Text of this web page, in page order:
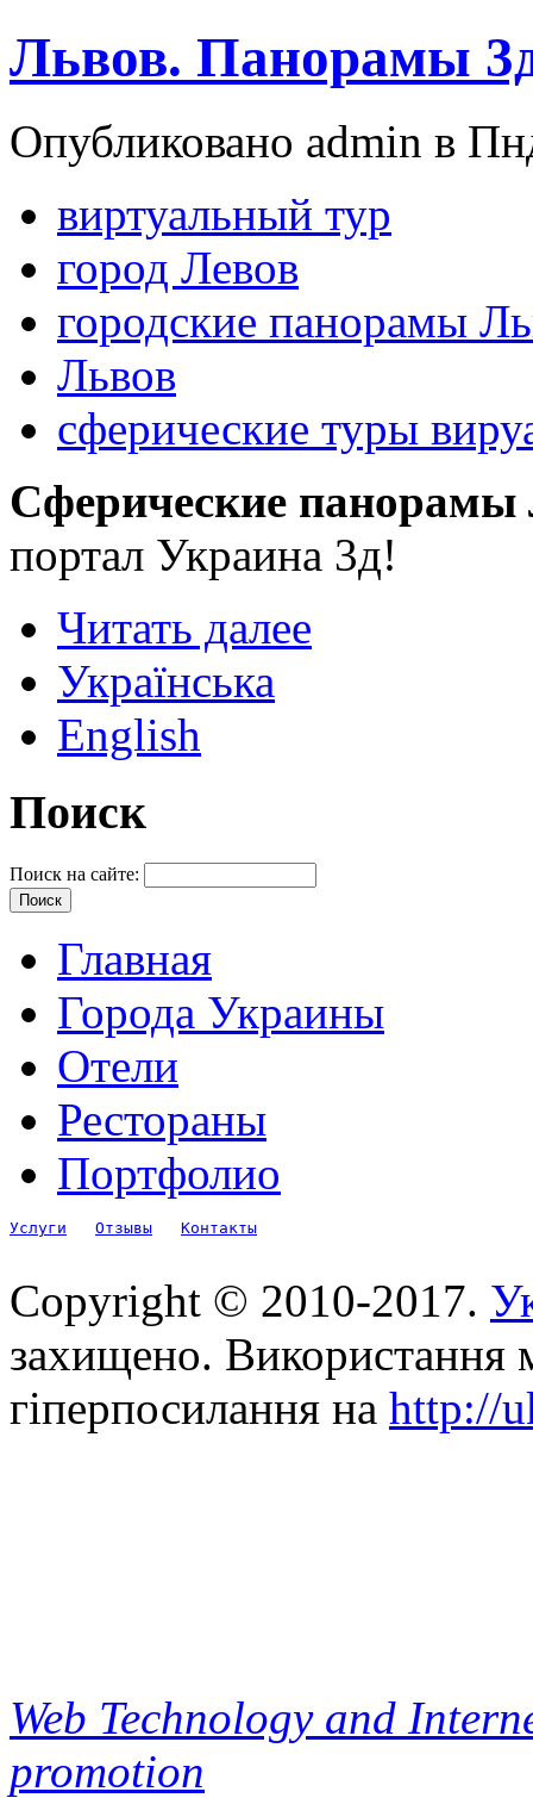
Львов. Панорамы
Опубликовано admin в
виртуальный тур
город Левов
городские панорамы
Львов
сферические туры
Сферические панорамы
портал Украина 3д!
Читать далее
Українська
English
Поиск
Поиск на сайте:
Главная
Города Украины
Отели
Рестораны
Портфолио
Услуги Отзывы Контакты
Copyright © 2010-2017.
захищено. Використання
гіперпосилання на http://
Web Technology and
promotion